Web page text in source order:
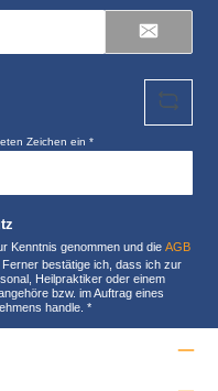
Zeichen ein*
Kenntnis genommen und dieAGB
bestätige ich, dass ich zur
Heilpraktiker oder einem
bzw. im Auftrag eines
handle.*